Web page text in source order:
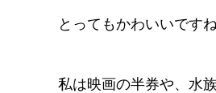
とってもかわいいですね
私は映画の半券や、水